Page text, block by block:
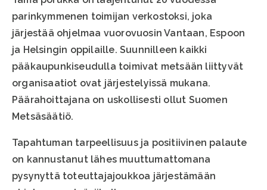
parinkymmenen toimijan verkostoksi, joka
järjestää ohjelmaa vuorovuosin Vantaan, Espoon
ja Helsingin oppilaille. Suunnilleen kaikki
pääkaupunkiseudulla toimivat metsään liittyvät
organisaatiot ovat järjestelyissä mukana.
Päärahoittajana on uskollisesti ollut Suomen
Metsäsäätiö.
Tapahtuman tarpeellisuus ja positiivinen palaute
on kannustanut lähes muuttumattomana
pysynyttä toteuttajajoukkoa järjestämään